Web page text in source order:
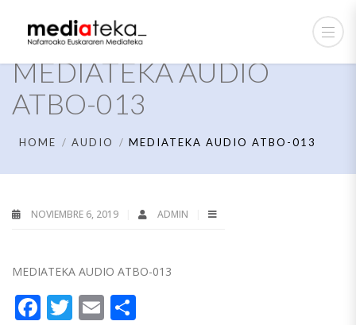
MEDIATEKA AUDIO
ATBO-013
HOME AUDIO MEDIATEKA AUDIO ATBO-013
NOVIEMBRE 6, 2019 ADMIN
MEDIATEKA AUDIO ATBO-013
Facebook
Twitter
Email